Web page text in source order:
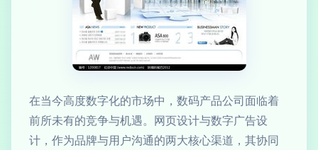
在当今高度数字化的市场中，数码产品公司面临着
前所未有的竞争与机遇。网页设计与数字广告设
计，作为品牌与用户沟通的两大核心渠道，其协同